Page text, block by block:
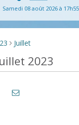
Samedi 08 août 2026 à 17h55
> Juillet
2023